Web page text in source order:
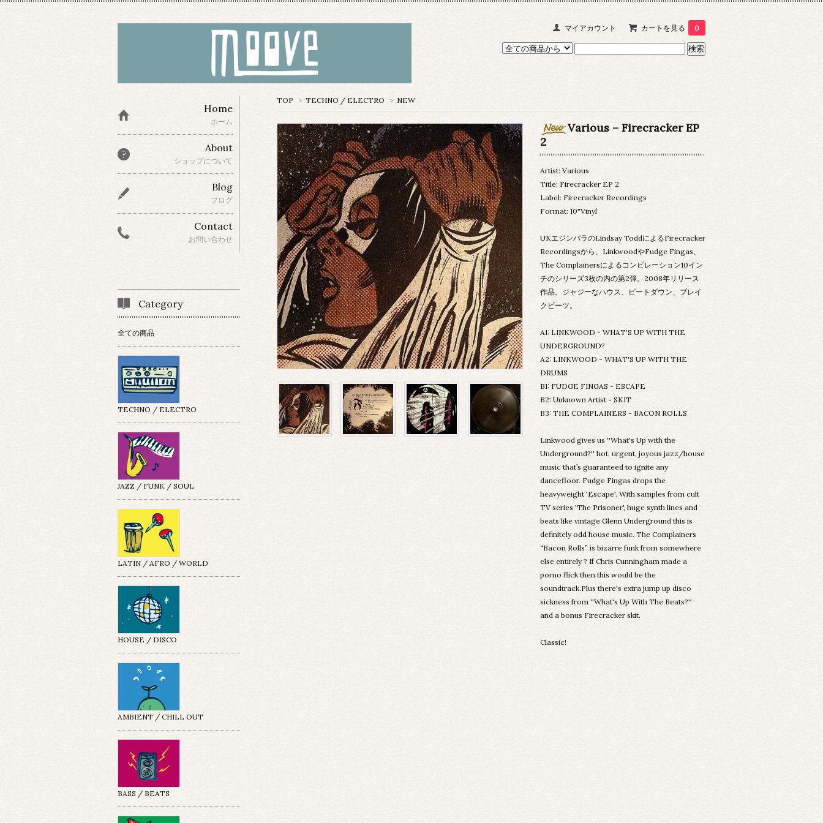
マイアカウント カートを見る 0
TOP > TECHNO / ELECTRO > NEW
Various – Firecracker EP
2
Artist: Various
Title: Firecracker EP 2
Label: Firecracker Recordings
Format: 10"Vinyl
UKエジンバラのLindsay ToddによるFirecracker
Recordingsから、LinkwoodやFudge Fingas、
The Complainersによるコンピレーション10イン
チのシリーズ3枚の内の第2弾。2008年リリース
作品。ジャジーなハウス、ビートダウン、ブレイ
クビーツ。
A1: LINKWOOD - WHAT'S UP WITH THE
UNDERGROUND?
A2: LINKWOOD - WHAT'S UP WITH THE
DRUMS
B1: FUDGE FINGAS - ESCAPE
B2: Unknown Artist - SKIT
B3: THE COMPLAINERS - BACON ROLLS
Linkwood gives us ''What's Up with the
Underground?'' hot, urgent, joyous jazz/house
music that’s guaranteed to ignite any
dancefloor. Fudge Fingas drops the
heavyweight 'Escape'. With samples from cult
TV series 'The Prisoner', huge synth lines and
beats like vintage Glenn Underground this is
definitely odd house music. The Complainers
“Bacon Rolls” is bizarre funk from somewhere
else entirely ? If Chris Cunningham made a
porno flick then this would be the
soundtrack.Plus there's extra jump up disco
sickness from ''What's Up With The Beats?''
and a bonus Firecracker skit.
Classic!
Home
ホーム
About
ショップについて
Blog
ブログ
Contact
お問い合わせ
Category
全ての商品
TECHNO / ELECTRO
JAZZ / FUNK / SOUL
LATIN / AFRO / WORLD
HOUSE / DISCO
AMBIENT / CHILL OUT
BASS / BEATS